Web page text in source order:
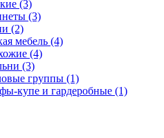
(3)
(3)
(2)
мебель (4)
(4)
(3)
группы (1)
купе и гардеробные (1)